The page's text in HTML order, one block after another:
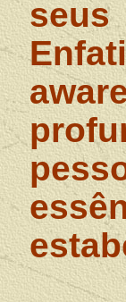
seus